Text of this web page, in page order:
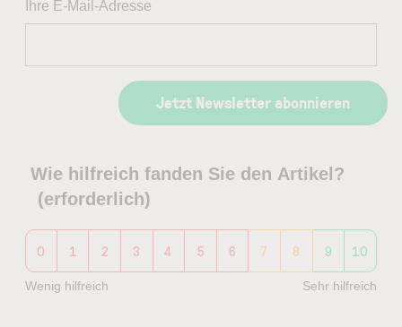
Ihre E-Mail-Adresse
Jetzt Newsletter abonnieren
Wie hilfreich fanden Sie den Artikel?
(erforderlich)
0 1 2 3 4 5 6 7 8 9 10
Wenig hilfreich Sehr hilfreich